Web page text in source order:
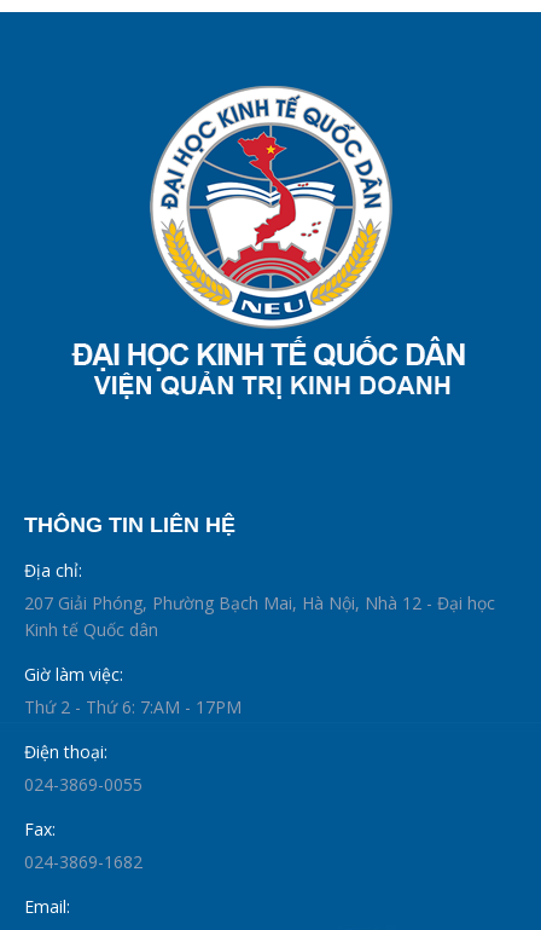
THÔNG TIN LIÊN HỆ
Địa chỉ:
207 Giải Phóng, Phường Bạch Mai, Hà Nội, Nhà 12 - Đại học
Kinh tế Quốc dân
Giờ làm việc:
Thứ 2 - Thứ 6: 7:AM - 17PM
Điện thoại:
024-3869-0055
Fax:
024-3869-1682
Email: